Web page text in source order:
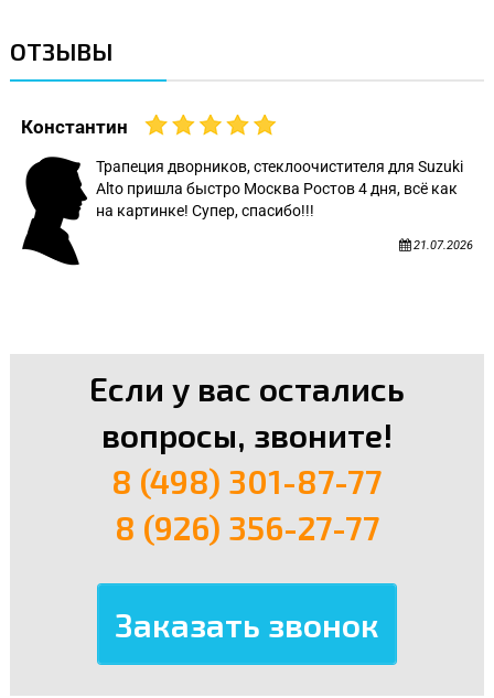
ОТЗЫВЫ
Константин
Трапеция дворников, стеклоочистителя для Suzuki
Alto пришла быстро Москва Ростов 4 дня, всё как
на картинке! Супер, спасибо!!!
21.07.2026
Если у вас остались
вопросы, звоните!
8 (498) 301-87-77
8 (926) 356-27-77